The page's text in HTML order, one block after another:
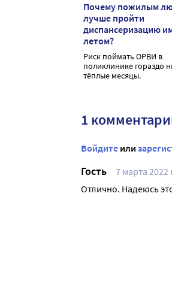
Почему пожилым
лучше пройти
диспансеризацию
летом?
Риск поймать ОРВИ в
поликлинике гораздо
тёплые месяцы.
1
Войдите или
Гость
7 марта 2022
Отлично. Надеюсь